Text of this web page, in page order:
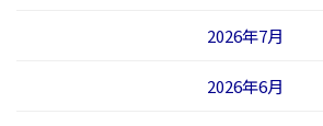
2026年7月
2026年6月